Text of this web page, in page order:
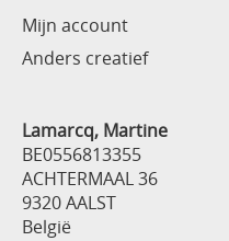
Mijn account
Anders creatief
Lamarcq, Martine
BE0556813355
ACHTERMAAL 36
9320 AALST
België